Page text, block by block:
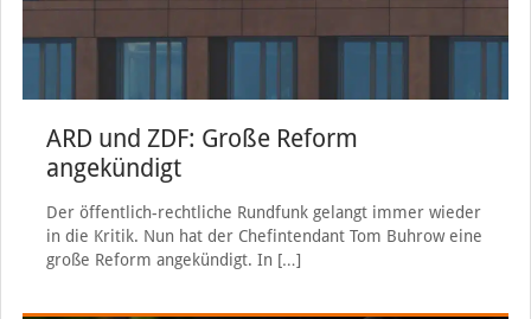
ARD und ZDF: Große Reform
angekündigt
Der öffentlich-rechtliche Rundfunk gelangt immer wieder
in die Kritik. Nun hat der Chefintendant Tom Buhrow eine
große Reform angekündigt. In […]